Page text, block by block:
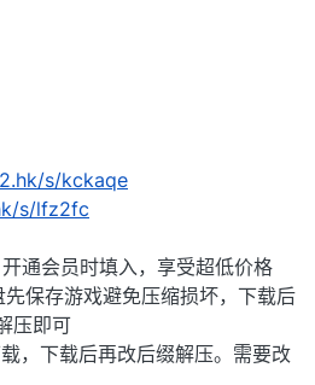
s/kckaqe
s/lfz2fc
通会员时填入，享受超低价格
保存游戏避免压缩损坏，下载后
压即可
，下载后再改后缀解压。需要改